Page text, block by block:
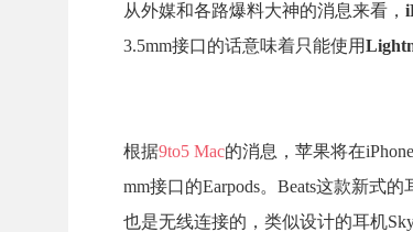
从外媒和各路爆料大神的消息来看，
3.5mm接口的话意味着只能使用
根据9to5 Mac的消息，苹果将在
mm接口的Earpods。Beats这款新式
也是无线连接的，类似设计的耳机